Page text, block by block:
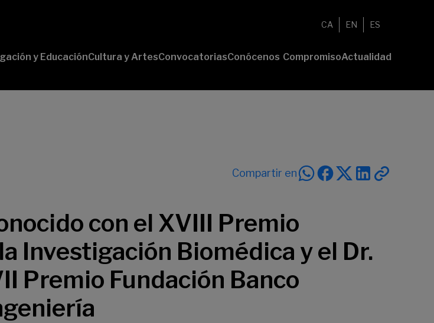
CA EN ES
y EducaciónCultura y ArtesConvocatoriasConócenos CompromisoActualidad
Compartir en
con el XVIII Premio
Investigación Biomédica y el Dr.
Premio Fundación Banco